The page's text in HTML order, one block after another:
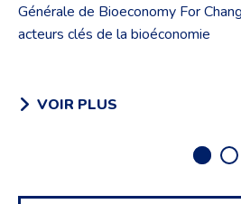
Générale de Bioeconomy For
acteurs clés de la bioéconomie
VOIR PLUS